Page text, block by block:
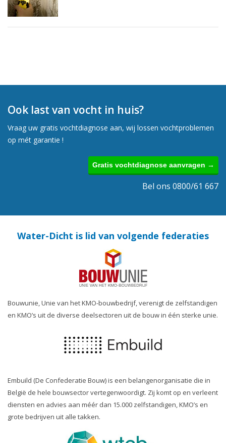
Ook last van vocht in huis?
Vraag uw gratis vochtdiagnose aan, wij lossen vochtproblemen
op mét garantie !
Gratis vochtdiagnose aanvragen →
Bel ons 0800/61 667
Water-Dicht is lid van volgende federaties
Bouwunie, Unie van het KMO-bouwbedrijf, verenigt de zelfstandigen
en KMO’s uit de diverse deelsectoren uit de bouw in één sterke unie.
Embuild (De Confederatie Bouw) is een belangenorganisatie die in
België de hele bouwsector vertegenwoordigt. Zij komt op en verleent
diensten en advies aan méér dan 15.000 zelfstandigen, KMO’s en
grote bedrijven uit alle takken.